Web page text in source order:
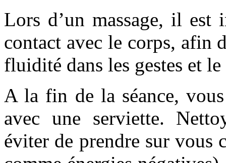
Lors d’un massage, il est
contact avec le corps, afin
fluidité dans les gestes et
A la fin de la séance,
avec une serviette.
éviter de prendre sur vous